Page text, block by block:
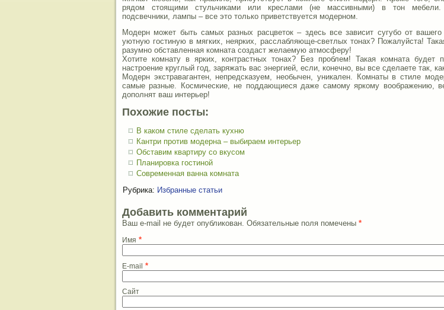
рядом стоящими стульчиками или креслами (не массивными) в тон мебели.
подсвечники, лампы – все это только приветствуется модерном.
Модерн может быть самых разных расцветок – здесь все зависит сугубо от вашего
уютную гостиную в мягких, неярких, расслабляюще-светлых тонах? Пожалуйста!
разумно обставленная комната создаст желаемую атмосферу!
Хотите комнату в ярких, контрастных тонах? Без проблем! Такая комната будет
настроение круглый год, заряжать вас энергией, если, конечно, вы все сделаете так,
Модерн экстравагантен, непредсказуем, необычен, уникален. Комнаты в стиле
самые разные. Космические, не поддающиеся даже самому яркому воображению,
дополнят ваш интерьер!
Похожие посты:
В каком стиле сделать кухню
Кантри против модерна – выбираем интерьер
Обставим квартиру со вкусом
Планировка гостиной
Современная ванна комната
Рубрика: Избранные статьи
Добавить комментарий
Ваш e-mail не будет опубликован. Обязательные поля помечены *
Имя *
E-mail *
Сайт